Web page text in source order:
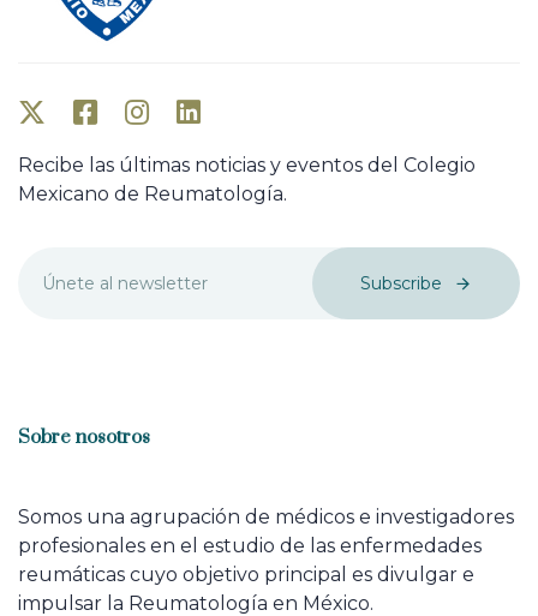
Recibe las últimas noticias y eventos del Colegio
Mexicano de Reumatología.
Subscribe
Sobre nosotros
Somos una agrupación de médicos e investigadores
profesionales en el estudio de las enfermedades
reumáticas cuyo objetivo principal es divulgar e
impulsar la Reumatología en México.